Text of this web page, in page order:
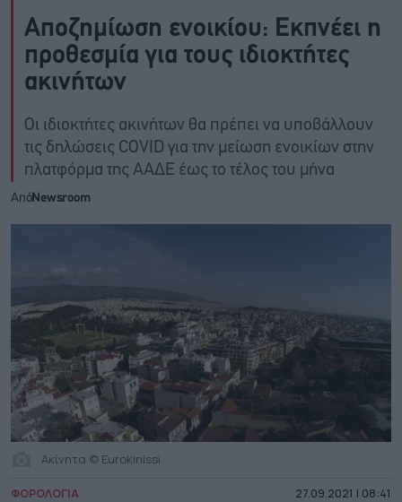
Αποζημίωση ενοικίου: Εκπνέει η
προθεσμία για τους ιδιοκτήτες
ακινήτων
Οι ιδιοκτήτες ακινήτων θα πρέπει να υποβάλλουν
τις δηλώσεις COVID για την μείωση ενοικίων στην
πλατφόρμα της ΑΑΔΕ έως το τέλος του μήνα
ΑπόNewsroom
Ακίνητα © Eurokinissi
ΦΟΡΟΛΟΓΙΑ 27.09.2021 | 08:41